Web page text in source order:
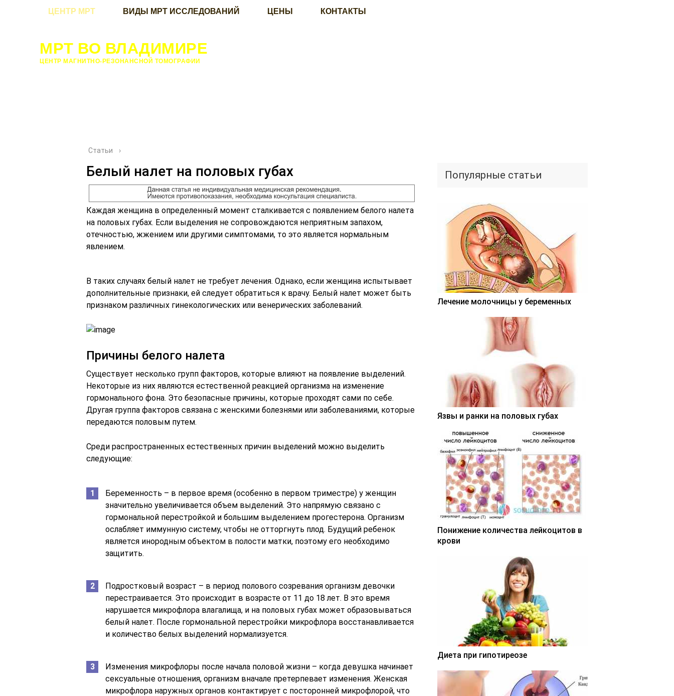
ЦЕНТР МРТ ВИДЫ МРТ ИССЛЕДОВАНИЙ ЦЕНЫ КОНТАКТЫ
МРТ ВО ВЛАДИМИРЕ
ЦЕНТР МАГНИТНО-РЕЗОНАНСНОЙ ТОМОГРАФИИ
Статьи ›
Белый налет на половых губах
Каждая женщина в определенный момент сталкивается с появлением белого налета
на половых губах. Если выделения не сопровождаются неприятным запахом,
отечностью, жжением или другими симптомами, то это является нормальным
явлением.
В таких случаях белый налет не требует лечения. Однако, если женщина испытывает
дополнительные признаки, ей следует обратиться к врачу. Белый налет может быть
признаком различных гинекологических или венерических заболеваний.
Причины белого налета
Существует несколько групп факторов, которые влияют на появление выделений.
Некоторые из них являются естественной реакцией организма на изменение
гормонального фона. Это безопасные причины, которые проходят сами по себе.
Другая группа факторов связана с женскими болезнями или заболеваниями, которые
передаются половым путем.
Среди распространенных естественных причин выделений можно выделить
следующие:
Беременность – в первое время (особенно в первом триместре) у женщин
значительно увеличивается объем выделений. Это напрямую связано с
гормональной перестройкой и большим выделением прогестерона. Организм
ослабляет иммунную систему, чтобы не отторгнуть плод. Будущий ребенок
является инородным объектом в полости матки, поэтому его необходимо
защитить.
Подростковый возраст – в период полового созревания организм девочки
перестраивается. Это происходит в возрасте от 11 до 18 лет. В это время
нарушается микрофлора влагалища, и на половых губах может образовываться
белый налет. После гормональной перестройки микрофлора восстанавливается
и количество белых выделений нормализуется.
Изменения микрофлоры после начала половой жизни – когда девушка начинает
сексуальные отношения, организм вначале претерпевает изменения. Женская
микрофлора наружных органов контактирует с посторонней микрофлорой, что
Популярные статьи
Лечение молочницы у беременных
Язвы и ранки на половых губах
Понижение количества лейкоцитов в
крови
Диета при гипотиреозе